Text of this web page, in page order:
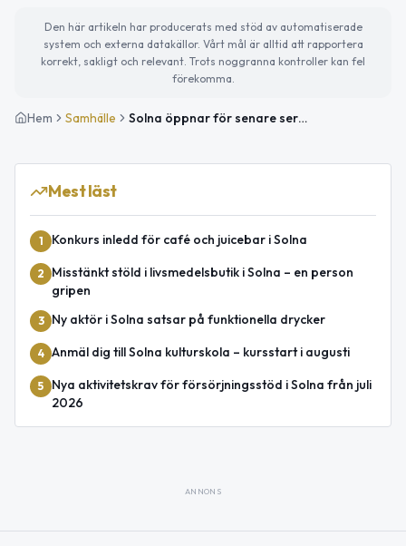
Den här artikeln har producerats med stöd av automatiserade
system och externa datakällor. Vårt mål är alltid att rapportera
korrekt, sakligt och relevant. Trots noggranna kontroller kan fel
förekomma.
Hem Samhälle Solna öppnar för senare serveringstider under VM 2026
Mest läst
1 Konkurs inledd för café och juicebar i Solna
2
Misstänkt stöld i livsmedelsbutik i Solna – en person
gripen
3 Ny aktör i Solna satsar på funktionella drycker
4 Anmäl dig till Solna kulturskola – kursstart i augusti
5
Nya aktivitetskrav för försörjningsstöd i Solna från juli
2026
ANNONS